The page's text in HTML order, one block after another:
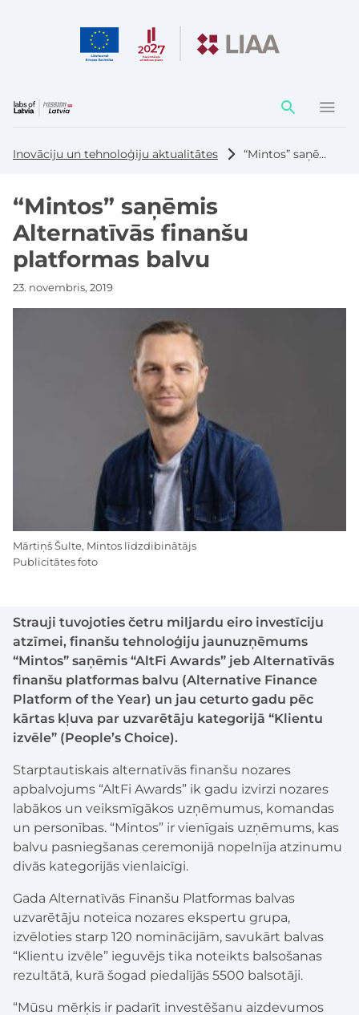
Darbības
elementi
Inovāciju un tehnoloģiju aktualitātes “Mintos” saņēmis Alternatīvās finanšu platformas balvu
“Mintos” saņēmis
Alternatīvās finanšu
platformas balvu
23. novembris, 2019
Strauji tuvojoties četru miljardu eiro investīciju
atzīmei, finanšu tehnoloģiju jaunuzņēmums
“Mintos” saņēmis “AltFi Awards” jeb Alternatīvās
finanšu platformas balvu (Alternative Finance
Platform of the Year) un jau ceturto gadu pēc
kārtas kļuva par uzvarētāju kategorijā “Klientu
izvēle” (People’s Choice).
Starptautiskais alternatīvās finanšu nozares
apbalvojums “AltFi Awards” ik gadu izvirzi nozares
labākos un veiksmīgākos uzņēmumus, komandas
un personības. “Mintos” ir vienīgais uzņēmums, kas
balvu pasniegšanas ceremonijā nopelnīja atzinumu
divās kategorijās vienlaicīgi.
Gada Alternatīvās Finanšu Platformas balvas
uzvarētāju noteica nozares ekspertu grupa,
izvēloties starp 120 nominācijām, savukārt balvas
“Klientu izvēle” ieguvējs tika noteikts balsošanas
rezultātā, kurā šogad piedalījās 5500 balsotāji.
“Mūsu mērķis ir padarīt investēšanu aizdevumos
Mārtiņš Šulte, Mintos līdzdibinātājs
Publicitātes foto